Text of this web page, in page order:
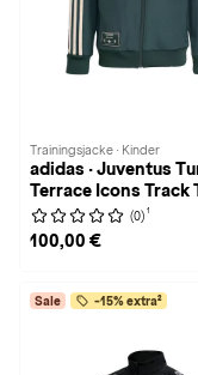
Trainingsjacke · Kinder
adidas · Juventus
Terrace Icons Track
(0) 1
100,00 €
Sale -15% extra²